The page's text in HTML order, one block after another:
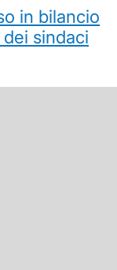
in bilancio
sindaci